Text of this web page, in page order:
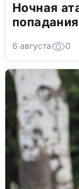
Ночная
6 августа 0